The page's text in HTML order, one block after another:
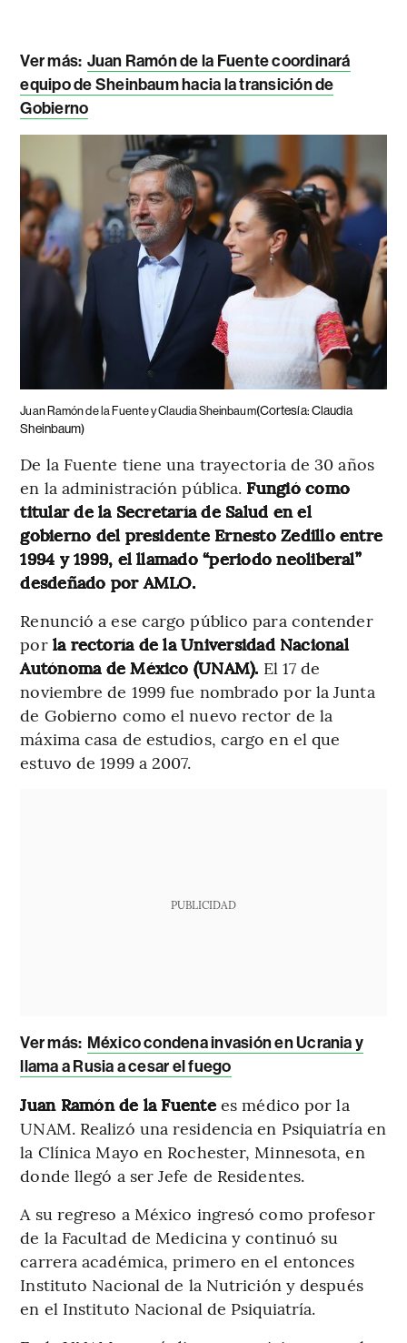
Ver más: Juan Ramón de la Fuente coordinará
equipo de Sheinbaum hacia la transición de
Gobierno
Juan Ramón de la Fuente y Claudia Sheinbaum(Cortesía: Claudia
Sheinbaum)
De la Fuente tiene una trayectoria de 30 años
en la administración pública. Fungió como
titular de la Secretaría de Salud en el
gobierno del presidente Ernesto Zedillo entre
1994 y 1999, el llamado “periodo neoliberal”
desdeñado por AMLO.
Renunció a ese cargo público para contender
por la rectoría de la Universidad Nacional
Autónoma de México (UNAM). El 17 de
noviembre de 1999 fue nombrado por la Junta
de Gobierno como el nuevo rector de la
máxima casa de estudios, cargo en el que
estuvo de 1999 a 2007.
PUBLICIDAD
Ver más: México condena invasión en Ucrania y
llama a Rusia a cesar el fuego
Juan Ramón de la Fuentees médico por la
UNAM. Realizó una residencia en Psiquiatría en
la Clínica Mayo en Rochester, Minnesota, en
donde llegó a ser Jefe de Residentes.
A su regreso a México ingresó como profesor
de la Facultad de Medicina y continuó su
carrera académica, primero en el entonces
Instituto Nacional de la Nutrición y después
en el Instituto Nacional de Psiquiatría.